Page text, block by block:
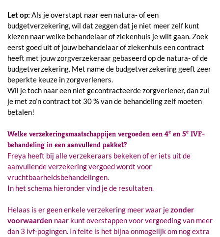
Let op: Als je overstapt naar een natura- of een
budgetverzekering, wil dat zeggen dat je niet meer zelf kunt
kiezen naar welke behandelaar of ziekenhuis je wilt gaan. Zoek
eerst goed uit of jouw behandelaar of ziekenhuis een contract
heeft met jouw zorgverzekeraar gebaseerd op de natura- of de
budgetverzekering. Met name de budgetverzekering geeft zeer
beperkte keuze in zorgverleners.
Wil je toch naar een niet gecontracteerde zorgverlener, dan zul
je met zo’n contract tot 30 % van de behandeling zelf moeten
betalen!
Welke verzekeringsmaatschappijen vergoeden een 4e en 5e IVF-
behandeling in een aanvullend pakket?
Freya heeft bij alle verzekeraars bekeken of er iets uit de
aanvullende verzekering vergoed wordt voor
vruchtbaarheidsbehandelingen.
In het schema hieronder vind je de resultaten.
Helaas is er geen enkele verzekering meer waar jezonder
voorwaarden naar kunt overstappen voor vergoeding van meer
dan 3 ivf-pogingen. In feite is het bijna onmogelijk om nog extra